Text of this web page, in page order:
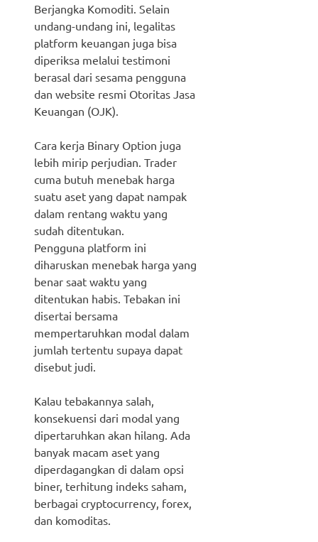
Berjangka Komoditi. Selain
undang-undang ini, legalitas
platform keuangan juga bisa
diperiksa melalui testimoni
berasal dari sesama pengguna
dan website resmi Otoritas Jasa
Keuangan (OJK).
Cara kerja Binary Option juga
lebih mirip perjudian. Trader
cuma butuh menebak harga
suatu aset yang dapat nampak
dalam rentang waktu yang
sudah ditentukan.
Pengguna platform ini
diharuskan menebak harga yang
benar saat waktu yang
ditentukan habis. Tebakan ini
disertai bersama
mempertaruhkan modal dalam
jumlah tertentu supaya dapat
disebut judi.
Kalau tebakannya salah,
konsekuensi dari modal yang
dipertaruhkan akan hilang. Ada
banyak macam aset yang
diperdagangkan di dalam opsi
biner, terhitung indeks saham,
berbagai cryptocurrency, forex,
dan komoditas.